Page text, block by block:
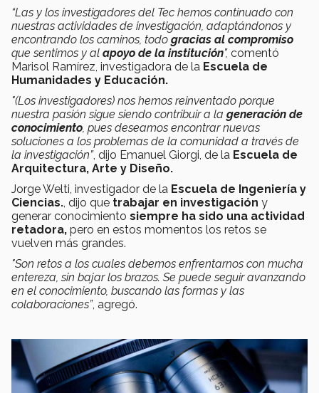
“Las y los investigadores del Tec hemos continuado con
nuestras actividades de investigación, adaptándonos y
encontrando los caminos, todo gracias al compromiso
que sentimos y al apoyo de la institución”, comentó
Marisol Ramírez, investigadora de la Escuela de
Humanidades y Educación.
"(Los investigadores) nos hemos reinventado porque
nuestra pasión sigue siendo contribuir a la generación de
conocimiento, pues deseamos encontrar nuevas
soluciones a los problemas de la comunidad a través de
la investigación”, dijo Emanuel Giorgi, de la Escuela de
Arquitectura, Arte y Diseño.
Jorge Welti, investigador de la Escuela de Ingeniería y
Ciencias., dijo que trabajar en investigación y
generar conocimiento siempre ha sido una actividad
retadora, pero en estos momentos los retos se
vuelven más grandes.
"Son retos a los cuales debemos enfrentarnos con mucha
entereza, sin bajar los brazos. Se puede seguir avanzando
en el conocimiento, buscando las formas y las
colaboraciones”, agregó.